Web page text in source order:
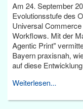
Am 24. September
Evolutionsstufe des
Universal
Workflows. Mit der
Agentic Print"
Bayern praxisnah,
auf diese
Weiterlesen...